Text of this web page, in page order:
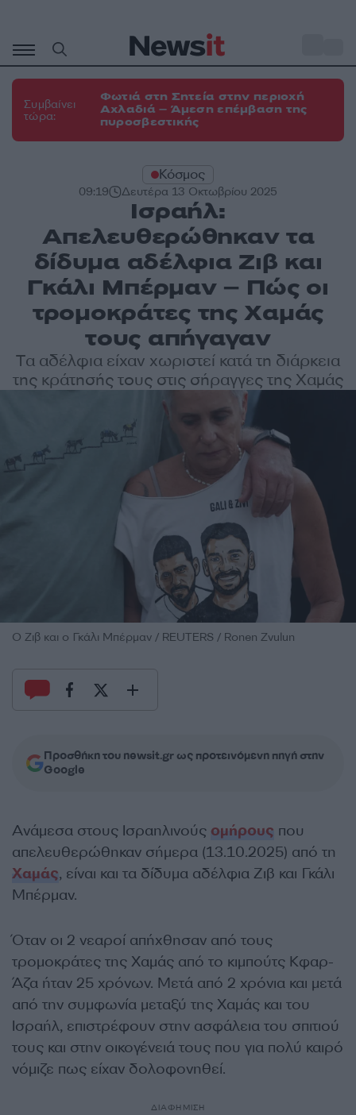
περιεχόμενο
Συμβαίνει
τώρα:
Φωτιά στη Σητεία στην περιοχή
Αχλαδιά – Άμεση επέμβαση της
πυροσβεστικής
Κόσμος
09:19 Δευτέρα 13 Οκτωβρίου 2025
Ισραήλ:
Απελευθερώθηκαν τα
δίδυμα αδέλφια Ζιβ και
Γκάλι Μπέρμαν – Πώς οι
τρομοκράτες της Χαμάς
τους απήγαγαν
Tα αδέλφια είχαν χωριστεί κατά τη διάρκεια
της κράτησής τους στις σήραγγες της Χαμάς
O Ζιβ και o Γκάλι Μπέρμαν / REUTERS / Ronen Zvulun
Προσθήκη του newsit.gr ως προτεινόμενη πηγή στην
Google
Ανάμεσα στους Ισραηλινούς ομήρους που
απελευθερώθηκαν σήμερα (13.10.2025) από τη
Χαμάς, είναι και τα δίδυμα αδέλφια Ζιβ και Γκάλι
Μπέρμαν.
Όταν οι 2 νεαροί απήχθησαν από τους
τρομοκράτες της Χαμάς από το κιμπούτς Κφαρ-
Άζα ήταν 25 χρόνων. Μετά από 2 χρόνια και μετά
από την συμφωνία μεταξύ της Χαμάς και του
Ισραήλ, επιστρέφουν στην ασφάλεια του σπιτιού
τους και στην οικογένειά τους που για πολύ καιρό
νόμιζε πως είχαν δολοφονηθεί.
ΔΙΑΦΗΜΙΣΗ